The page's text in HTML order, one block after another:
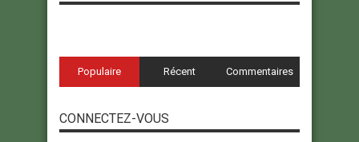
Populaire Récent Commentaires
CONNECTEZ-VOUS